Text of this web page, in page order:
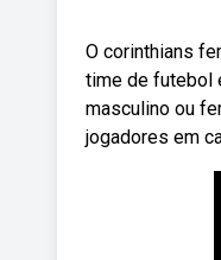
O corinthians
time de futebol
masculino ou
jogadores em